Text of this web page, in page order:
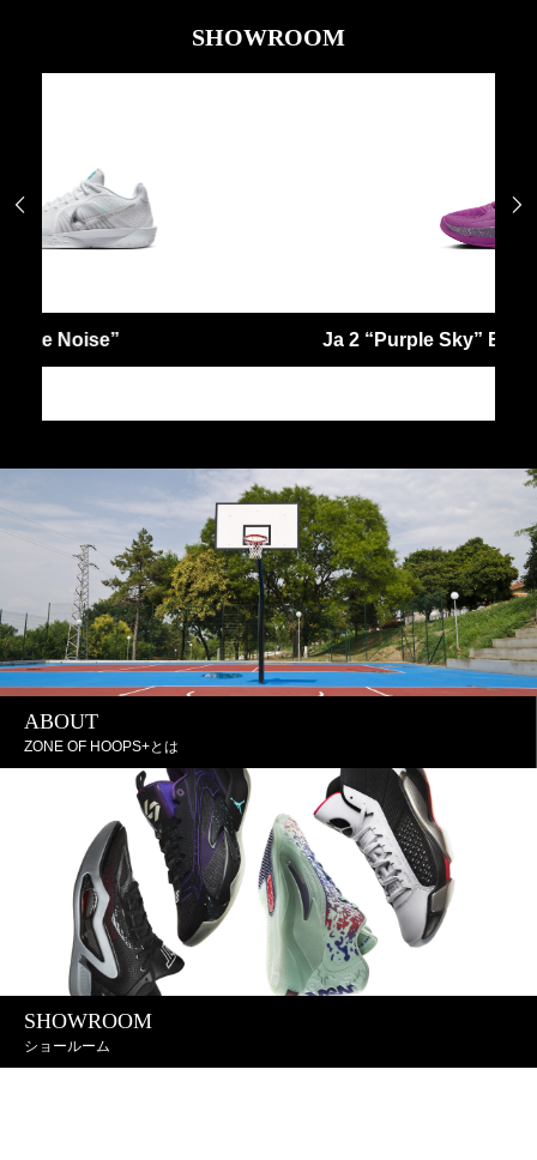
SHOWROOM
 
ABOUT
ZONE OF HOOPS+とは
SHOWROOM
ショールーム